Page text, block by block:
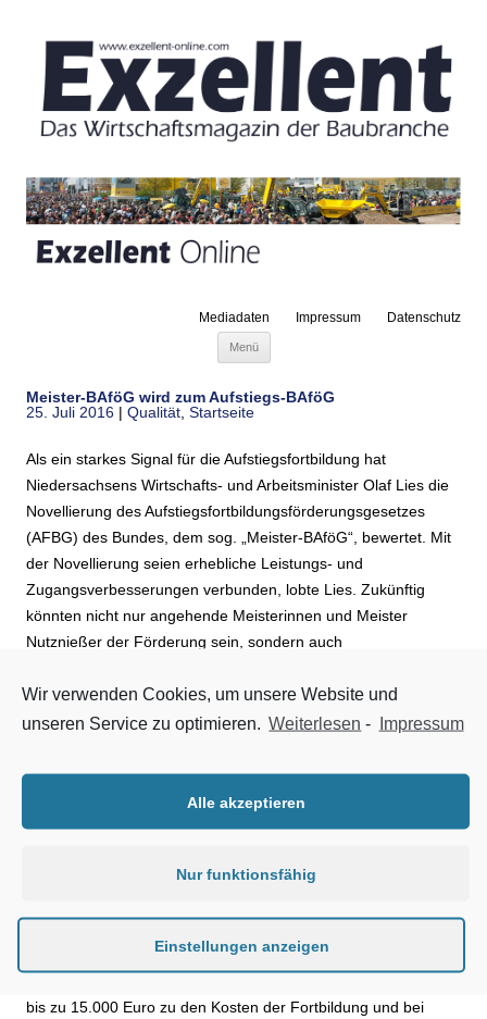
Mediadaten Impressum Datenschutz
Menü
Meister-BAföG wird zum Aufstiegs-BAföG
25. Juli 2016 | Qualität Startseite
Als ein starkes Signal für die Aufstiegsfortbildung hat
Niedersachsens Wirtschafts- und Arbeitsminister Olaf Lies die
Novellierung des Aufstiegsfortbildungsförderungsgesetzes
(AFBG) des Bundes, dem sog. „Meister-BAföG“, bewertet. Mit
der Novellierung seien erhebliche Leistungs- und
Zugangsverbesserungen verbunden, lobte Lies. Zukünftig
könnten nicht nur angehende Meisterinnen und Meister
Nutznießer der Förderung sein, sondern auch
Aufstiegsqualifizierung anstreben, Studienaussteigerinnen und
-aussteiger sowie Abiturientinnen und Abiturienten mit
Erzieherinnen und Erzieher, Technikerinnen und Techniker,
Fachwirtinnen und Fachwirte profitieren.
gleichwertige Förderbedingungen, wie sie auch Studierende in
beruflichen Aufstiegsfortbildung altersunabhängig finanziell
bis zu 15.000 Euro zu den Kosten der Fortbildung und bei
Wir verwenden Cookies, um unsere Website und
unseren Service zu optimieren. Weiterlesen - Impressum
Alle akzeptieren
Nur funktionsfähig
Einstellungen anzeigen